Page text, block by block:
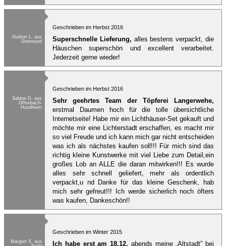
Gudrun L. aus
Dortmund
Geschrieben im Herbst 2016
Superschnelle Lieferung, alles bestens verpackt, die
Häuschen superschön und excellent verarbeitet.
Jederzeit gerne wieder!
Sabine D. aus
Offenbach-
Hundheim
Geschrieben im Herbst 2016
Sehr geehrtes Team der Töpferei Langerwehe,
erstmal Daumen hoch für die tolle übersichtliche
Internetseite! Habe mir ein Lichthäuser-Set gekauft und
möchte mir eine Lichterstadt erschaffen, es macht mir
so viel Freude und ich kann mich gar nicht entscheiden
was ich als nächstes kaufen soll!!! Für mich sind das
richtig kleine Kunstwerke mit viel Liebe zum Detail,ein
großes Lob an ALLE die daran mitwirken!!! Es wurde
alles sehr schnell geliefert, mehr als ordentlich
verpackt,u nd Danke für das kleine Geschenk, hab
mich sehr gefreut!!! Ich werde sicherlich noch öfters
was kaufen, Dankeschön!!
Margret S. aus
Geschrieben im Winter 2015
Ich habe erst am 18.12. abends meine „Altstadt” bei